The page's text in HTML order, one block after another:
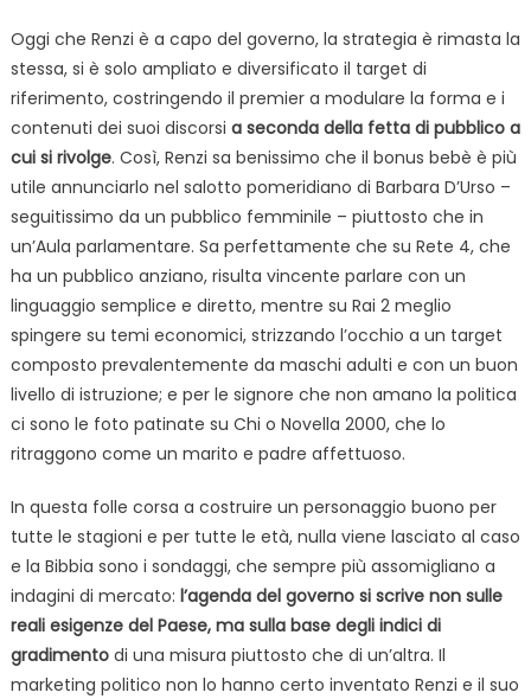
Oggi che Renzi è a capo del governo, la strategia è rimasta la
stessa, si è solo ampliato e diversificato il target di
riferimento, costringendo il premier a modulare la forma e i
contenuti dei suoi discorsi a seconda della fetta di pubblico a
cui si rivolge. Così, Renzi sa benissimo che il bonus bebè è più
utile annunciarlo nel salotto pomeridiano di Barbara D’Urso –
seguitissimo da un pubblico femminile – piuttosto che in
un’Aula parlamentare. Sa perfettamente che su Rete 4, che
ha un pubblico anziano, risulta vincente parlare con un
linguaggio semplice e diretto, mentre su Rai 2 meglio
spingere su temi economici, strizzando l’occhio a un target
composto prevalentemente da maschi adulti e con un buon
livello di istruzione; e per le signore che non amano la politica
ci sono le foto patinate su Chi o Novella 2000, che lo
ritraggono come un marito e padre affettuoso.
In questa folle corsa a costruire un personaggio buono per
tutte le stagioni e per tutte le età, nulla viene lasciato al caso
e la Bibbia sono i sondaggi, che sempre più assomigliano a
indagini di mercato: l’agenda del governo si scrive non sulle
reali esigenze del Paese, ma sulla base degli indici di
gradimentodi una misura piuttosto che di un’altra. Il
marketing politico non lo hanno certo inventato Renzi e il suo